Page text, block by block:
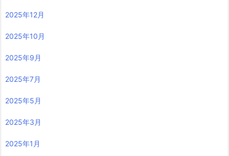
2025年12月
2025年10月
2025年9月
2025年7月
2025年5月
2025年3月
2025年1月